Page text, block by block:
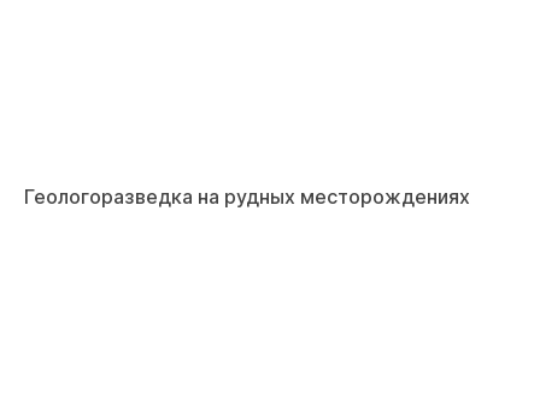
Геологоразведка на рудных месторождениях